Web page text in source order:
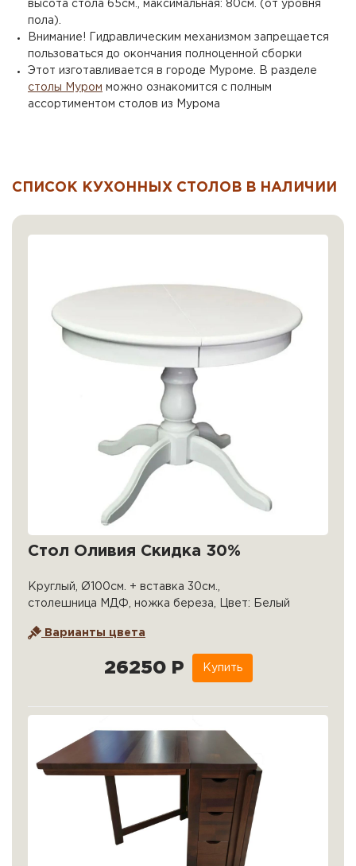
высота стола 65см., максимальная: 80см. (от уровня
пола).
Внимание! Гидравлическим механизмом запрещается
пользоваться до окончания полноценной сборки
Этот изготавливается в городе Муроме. В разделе
столы Муром можно ознакомится с полным
ассортиментом столов из Мурома
СПИСОК КУХОННЫХ СТОЛОВ В НАЛИЧИИ
Стол Оливия Скидка 30%
Круглый, Ø100см. + вставка 30см.,
столешница МДФ, ножка береза, Цвет: Белый
Варианты цвета
26250 Р Купить